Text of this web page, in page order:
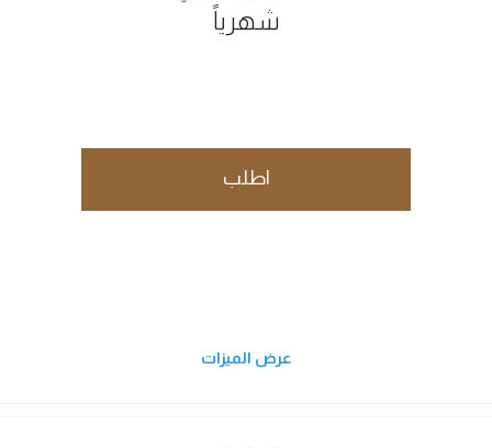
شهرياً
اطلب
عرض الميزات